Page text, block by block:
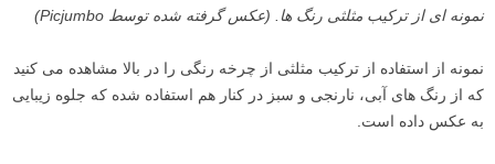
نمونه ای از ترکیب مثلثی رنگ ها. (عکس گرفته شده توسط Picjumbo)
نمونه از استفاده از ترکیب مثلثی از چرخه رنگی را در بالا مشاهده می کنید
که از رنگ های آبی، نارنجی و سبز در کنار هم استفاده شده که جلوه زیبایی
به عکس داده است.